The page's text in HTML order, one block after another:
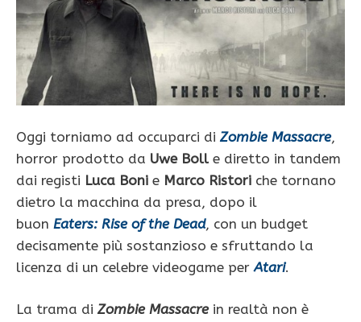
Oggi torniamo ad occuparci di Zombie Massacre,
horror prodotto da Uwe Boll e diretto in tandem
dai registi Luca Boni e Marco Ristori che tornano
dietro la macchina da presa, dopo il
buon Eaters: Rise of the Dead, con un budget
decisamente più sostanzioso e sfruttando la
licenza di un celebre videogame perAtari.
La trama di Zombie Massacrein realtà non è